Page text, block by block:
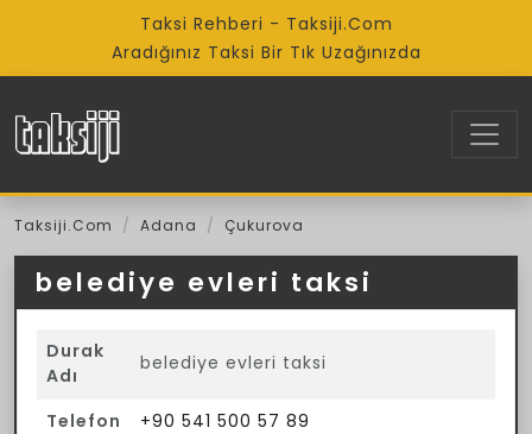
Taksi Rehberi - Taksiji.Com
Aradığınız Taksi Bir Tık Uzağınızda
Taksiji.Com Adana Çukurova
belediye evleri taksi
Durak
Adı
belediye evleri taksi
Telefon
+90 541 500 57 89